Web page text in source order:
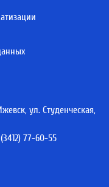
ул. Студенческая,
(3412) 77-60-55